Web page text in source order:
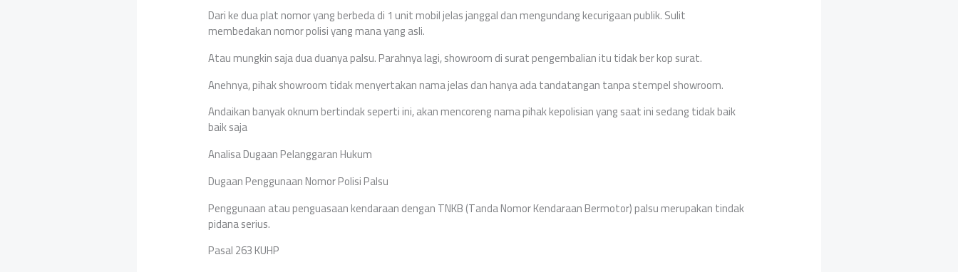
Dari ke dua plat nomor yang berbeda di 1 unit mobil jelas janggal dan mengundang kecurigaan publik. Sulit
membedakan nomor polisi yang mana yang asli.
Atau mungkin saja dua duanya palsu. Parahnya lagi, showroom di surat pengembalian itu tidak ber kop surat.
Anehnya, pihak showroom tidak menyertakan nama jelas dan hanya ada tandatangan tanpa stempel showroom.
Andaikan banyak oknum bertindak seperti ini, akan mencoreng nama pihak kepolisian yang saat ini sedang tidak baik
baik saja
Analisa Dugaan Pelanggaran Hukum
Dugaan Penggunaan Nomor Polisi Palsu
Penggunaan atau penguasaan kendaraan dengan TNKB (Tanda Nomor Kendaraan Bermotor) palsu merupakan tindak
pidana serius.
Pasal 263 KUHP